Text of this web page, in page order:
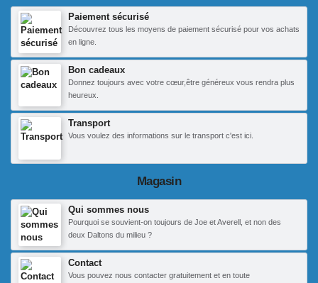
Paiement sécurisé
Découvrez tous les moyens de paiement sécurisé pour vos achats
en ligne.
Bon cadeaux
Donnez toujours avec votre cœur,être généreux vous rendra plus
heureux.
Transport
Vous voulez des informations sur le transport c'est ici.
Magasin
Qui sommes nous
Pourquoi se souvient-on toujours de Joe et Averell, et non des
deux Daltons du milieu ?
Contact
Vous pouvez nous contacter gratuitement et en toute